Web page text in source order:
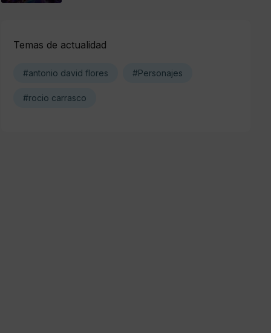
Temas de actualidad
#antonio david flores #Personajes
#rocio carrasco